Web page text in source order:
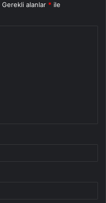
Gerekli alanlar * ile